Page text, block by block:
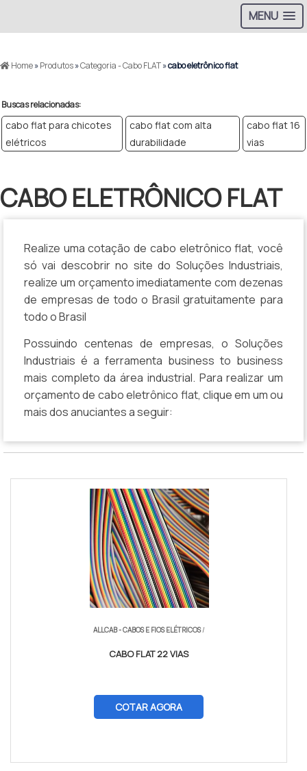
MENU
Home»Produtos»Categoria - Cabo FLAT»cabo eletrônico flat
Buscas relacionadas:
cabo flat para chicotes
elétricos
cabo flat com alta
durabilidade
cabo flat 16
vias
CABO ELETRÔNICO FLAT
Realize uma cotação de cabo eletrônico flat, você
só vai descobrir no site do Soluções Industriais,
realize um orçamento imediatamente com dezenas
de empresas de todo o Brasil gratuitamente para
todo o Brasil
Possuindo centenas de empresas, o Soluções
Industriais é a ferramenta business to business
mais completo da área industrial. Para realizar um
orçamento de cabo eletrônico flat, clique em um ou
mais dos anuciantes a seguir:
ALLCAB - CABOS E FIOS ELÉTRICOS/
CABO FLAT 22 VIAS
COTAR AGORA